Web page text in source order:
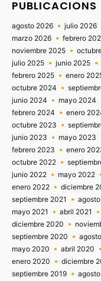
PUBLICACIONS
agosto 2026 julio 2026
marzo 2026
febrero
noviembre 2025
julio 2025
junio 2025
febrero 2025
enero
octubre 2024
junio 2024
mayo 2024
febrero 2024
enero
octubre 2023
junio 2023
mayo 2023
febrero 2023
enero
octubre 2022
junio 2022
mayo 2022
enero 2022
diciembre
septiembre 2021
mayo 2021
abril 2021
diciembre 2020
septiembre 2020
mayo 2020
abril 2020
enero 2020
diciembre
septiembre 2019